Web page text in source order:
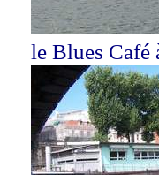
le Blues Café